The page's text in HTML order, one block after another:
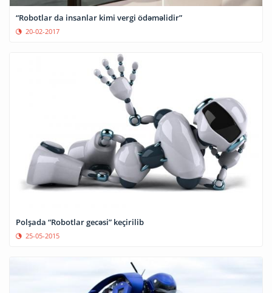
“Robotlar da insanlar kimi vergi ödəməlidir”
20-02-2017
Polşada “Robotlar gecəsi” keçirilib
25-05-2015